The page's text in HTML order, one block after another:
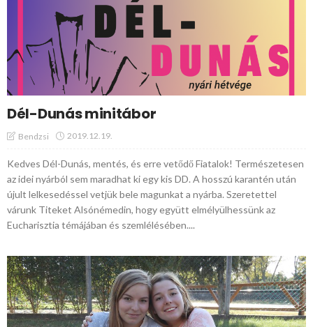
Dél-Dunás minitábor
Bendzsi 2019.12.19.
Kedves Dél-Dunás, mentés, és erre vetődő Fiatalok! Természetesen
az idei nyárból sem maradhat ki egy kis DD. A hosszú karantén után
újult lelkesedéssel vetjük bele magunkat a nyárba. Szeretettel
várunk Titeket Alsónémedin, hogy együtt elmélyülhessünk az
Eucharisztia témájában és szemlélésében....